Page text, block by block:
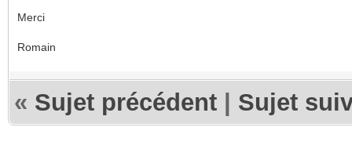
Merci
Romain
« Sujet précédent Sujet